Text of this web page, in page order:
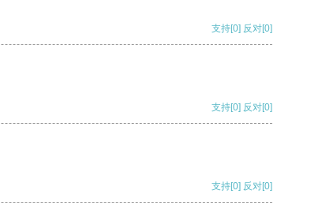
支持[0] 反对[0]
支持[0] 反对[0]
支持[0] 反对[0]